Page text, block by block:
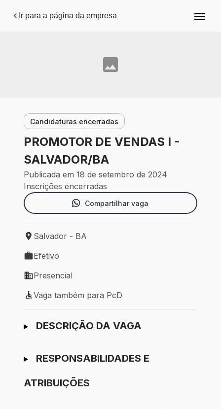
Pular para o conteúdo principal
Ir para a página da empresa
Candidaturas encerradas
PROMOTOR DE VENDAS I -
SALVADOR/BA
Publicada em 18 de setembro de 2024
Inscrições encerradas
Compartilhar vaga
Local de trabalho: Salvador - BA
Salvador - BA
Tipo de vaga: Efetivo
Efetivo
Modelo de trabalho: Presencial
Presencial
Vaga também para PcD
Vaga também para PcD
Ir para candidatura
DESCRIÇÃO DA VAGA
RESPONSABILIDADES E
ATRIBUIÇÕES